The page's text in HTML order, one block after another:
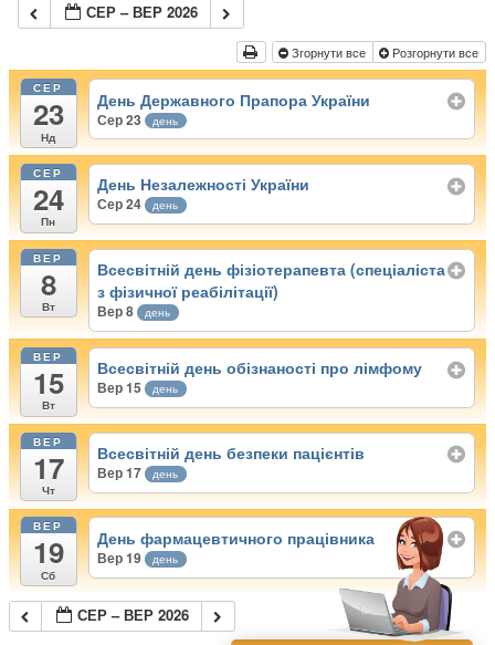
СЕР – ВЕР 2026
Згорнути все Розгорнути все
СЕР
23
Нд
День Державного Прапора України
Сер 23 день
СЕР
24
Пн
День Незалежності України
Сер 24 день
ВЕР
8
Вт
Всесвітній день фізіотерапевта (спеціаліста
з фізичної реабілітації)
Вер 8 день
ВЕР
15
Вт
Всесвітній день обізнаності про лімфому
Вер 15 день
ВЕР
17
Чт
Всесвітній день безпеки пацієнтів
Вер 17 день
ВЕР
19
Сб
День фармацевтичного працівника
Вер 19 день
СЕР – ВЕР 2026